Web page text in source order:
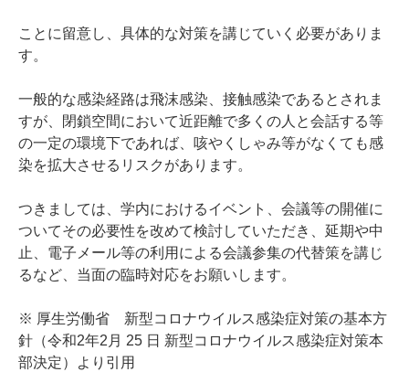
ことに留意し、具体的な対策を講じていく必要がありま
す。
一般的な感染経路は飛沫感染、接触感染であるとされま
すが、閉鎖空間において近距離で多くの人と会話する等
の一定の環境下であれば、咳やくしゃみ等がなくても感
染を拡大させるリスクがあります。
つきましては、学内におけるイベント、会議等の開催に
ついてその必要性を改めて検討していただき、延期や中
止、電子メール等の利用による会議参集の代替策を講じ
るなど、当面の臨時対応をお願いします。
※ 厚生労働省 新型コロナウイルス感染症対策の基本方
針（令和2年2月 25 日 新型コロナウイルス感染症対策本
部決定）より引用